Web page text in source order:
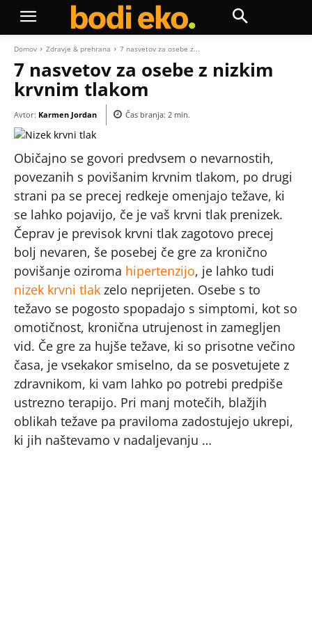
Domov Zdravje & prehrana 7 nasvetov za osebe z...
7 nasvetov za osebe z nizkim
krvnim tlakom
Avtor: Karmen Jordan Čas branja: 2 min.
Običajno se govori predvsem o nevarnostih,
povezanih s povišanim krvnim tlakom, po drugi
strani pa se precej redkeje omenjajo težave, ki
se lahko pojavijo, če je vaš krvni tlak prenizek.
Čeprav je previsok krvni tlak zagotovo precej
bolj nevaren, še posebej če gre za kronično
povišanje oziroma hipertenzijo, je lahko tudi
nizek krvni tlak zelo neprijeten. Osebe s to
težavo se pogosto spopadajo s simptomi, kot so
omotičnost, kronična utrujenost in zamegljen
vid. Če gre za hujše težave, ki so prisotne večino
časa, je vsekakor smiselno, da se posvetujete z
zdravnikom, ki vam lahko po potrebi predpiše
ustrezno terapijo. Pri manj motečih, blažjih
oblikah težave pa praviloma zadostujejo ukrepi,
ki jih naštevamo v nadaljevanju …